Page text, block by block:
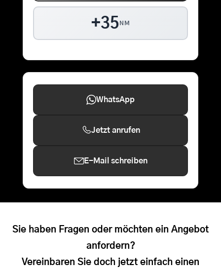
+35 NM
WhatsApp
Jetzt anrufen
E-Mail schreiben
Sie haben Fragen oder möchten ein Angebot
anfordern?
Vereinbaren Sie doch jetzt einfach einen